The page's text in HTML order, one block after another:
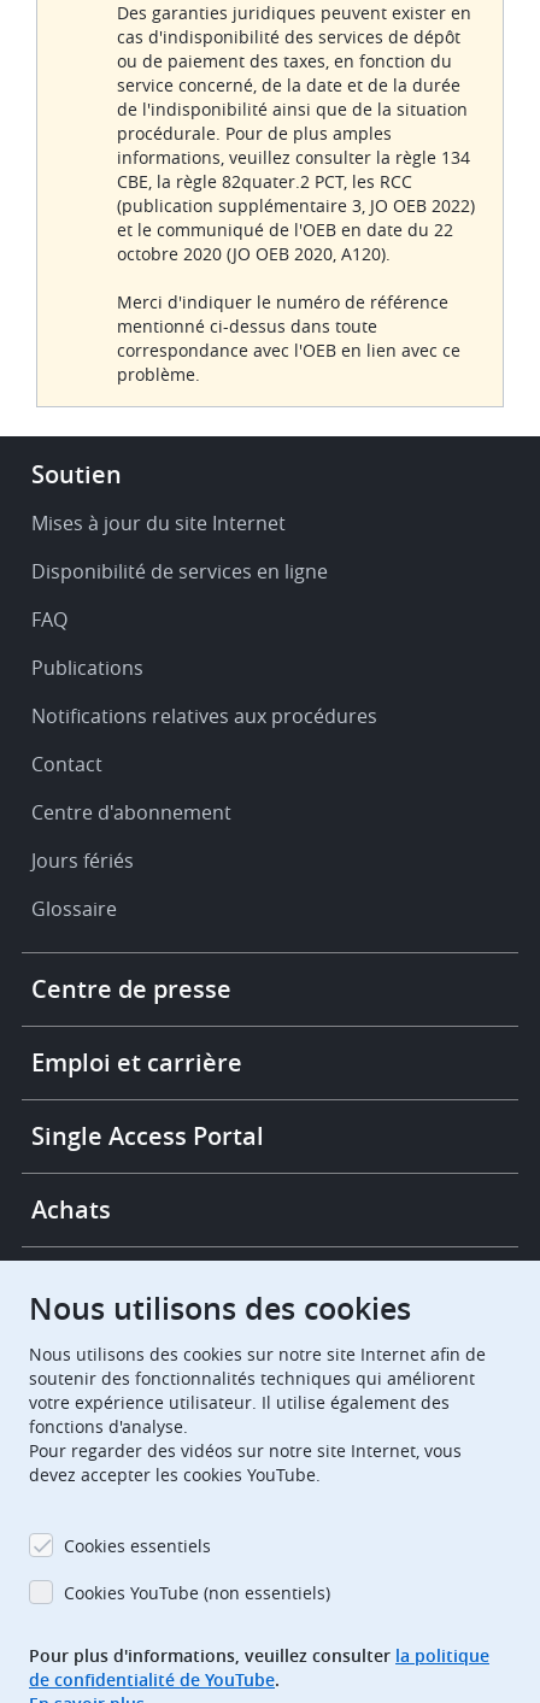
Des garanties juridiques peuvent exister en
cas d'indisponibilité des services de dépôt
ou de paiement des taxes, en fonction du
service concerné, de la date et de la durée
de l'indisponibilité ainsi que de la situation
procédurale. Pour de plus amples
informations, veuillez consulter la règle 134
CBE, la règle 82quater.2 PCT, les RCC
(publication supplémentaire 3, JO OEB 2022)
et le communiqué de l'OEB en date du 22
octobre 2020 (JO OEB 2020, A120).
Merci d'indiquer le numéro de référence
mentionné ci-dessus dans toute
correspondance avec l'OEB en lien avec ce
problème.
Footer
Service
support
Soutien
Mises à jour du site Internet
Disponibilité de services en ligne
FAQ
Publications
Notifications relatives aux procédures
Contact
Centre d'abonnement
Jours fériés
Glossaire
More
links
Centre de presse
Emploi et carrière
Single Access Portal
Achats
European Patent Office EPO Jobs
EuropeanPatentOffice
EPOorg EPOjobs
TheEPO
Nous utilisons des cookies
Nous utilisons des cookies sur notre site Internet afin de
soutenir des fonctionnalités techniques qui améliorent
votre expérience utilisateur. Il utilise également des
fonctions d'analyse.
Pour regarder des vidéos sur notre site Internet, vous
devez accepter les cookies YouTube.
Cookies essentiels
Cookies YouTube (non essentiels)
Pour plus d'informations, veuillez consulter la politique
de confidentialité de YouTube.